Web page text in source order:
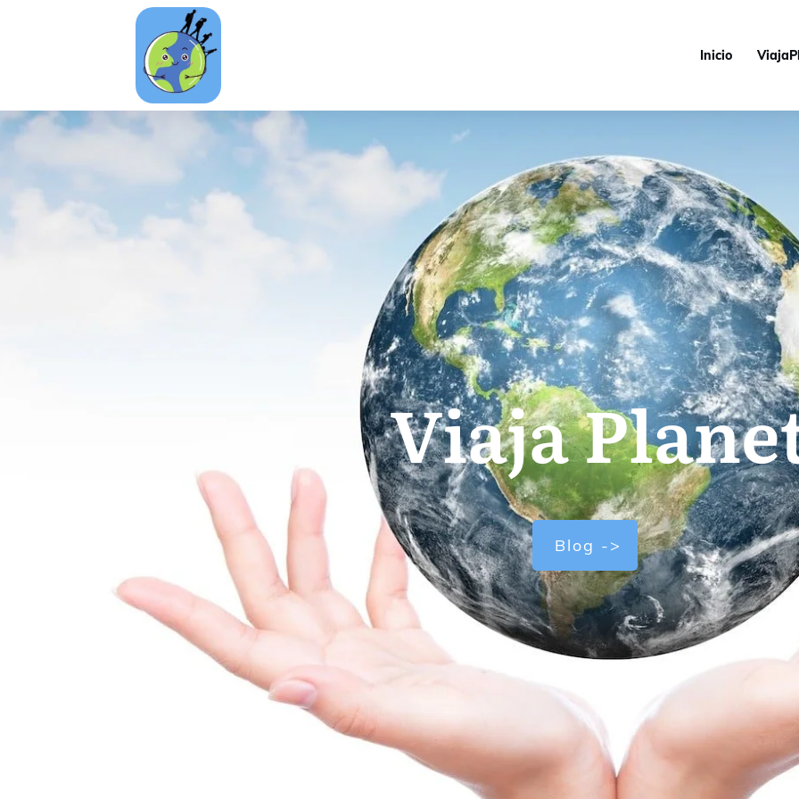
Inicio
Viaja
Blog ->